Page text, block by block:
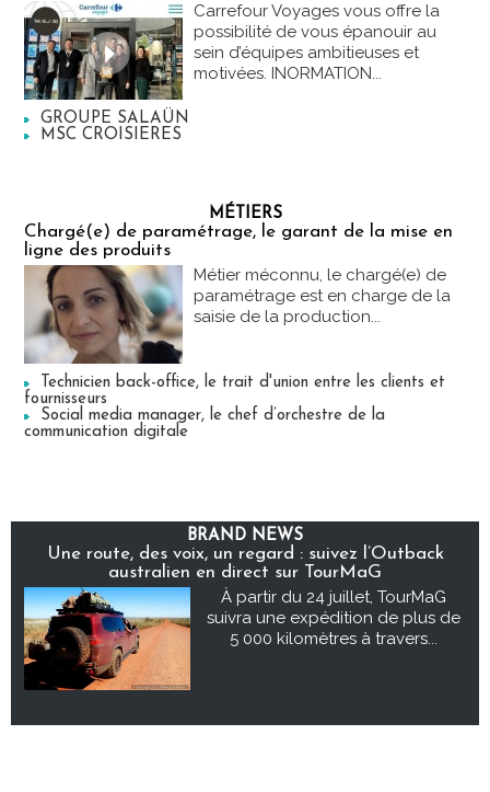
Carrefour Voyages vous offre la
possibilité de vous épanouir au
sein d’équipes ambitieuses et
motivées. INORMATION...
GROUPE SALAÜN
MSC CROISIERES
MÉTIERS
Chargé(e) de paramétrage, le garant de la mise en
ligne des produits
Métier méconnu, le chargé(e) de
paramétrage est en charge de la
saisie de la production...
Technicien back-office, le trait d'union entre les clients et
fournisseurs
Social media manager, le chef d’orchestre de la
communication digitale
BRAND NEWS
Une route, des voix, un regard : suivez l’Outback
australien en direct sur TourMaG
À partir du 24 juillet, TourMaG
suivra une expédition de plus de
5 000 kilomètres à travers...